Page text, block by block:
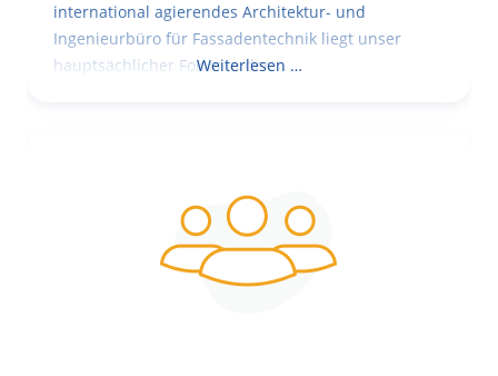
international agierendes Architektur- und
Ingenieurbüro für Fassadentechnik liegt unser
hauptsächlicher Fokus in der
Weiterlesen …